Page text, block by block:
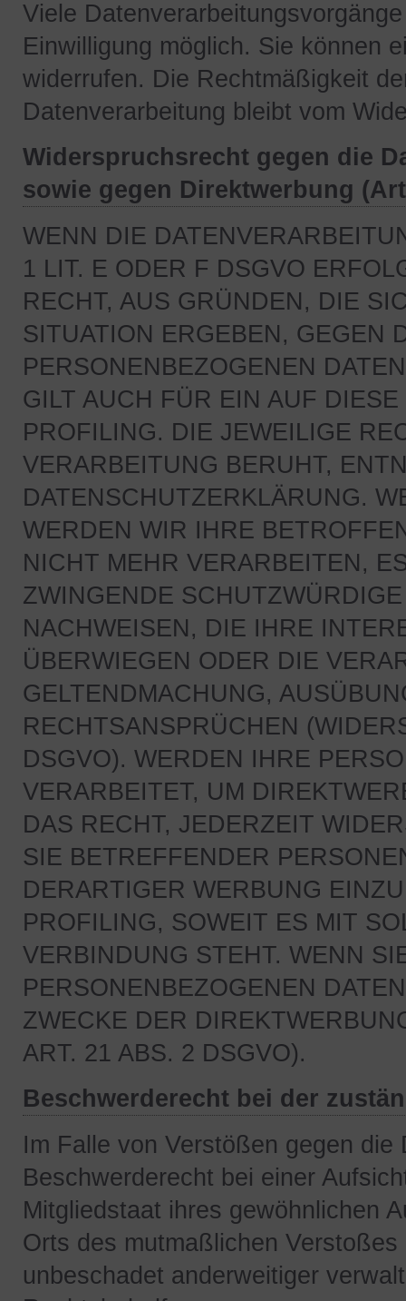
Viele
Einwilligung möglich. Sie können
widerrufen. Die Rechtmäßigkeit
Datenverarbeitung bleibt vom
Widerspruchsrecht gegen die
sowie gegen Direktwerbung
WENN DIE
1 LIT. E ODER F DSGVO
RECHT, AUS GRÜNDEN, DIE
SITUATION ERGEBEN, GEGEN
PERSONENBEZOGENEN
GILT AUCH FÜR EIN AUF
PROFILING. DIE JEWEILIGE
VERARBEITUNG BERUHT,
DATENSCHUTZERKLÄRUNG.
WERDEN WIR IHRE
NICHT MEHR VERARBEITEN,
ZWINGENDE
NACHWEISEN, DIE IHRE
ÜBERWIEGEN ODER DIE
GELTENDMACHUNG,
RECHTSANSPRÜCHEN
DSGVO). WERDEN IHRE
VERARBEITET, UM
DAS RECHT, JEDERZEIT
SIE BETREFFENDER
DERARTIGER WERBUNG
PROFILING, SOWEIT ES MIT
VERBINDUNG STEHT. WENN
PERSONENBEZOGENEN
ZWECKE DER
ART. 21 ABS. 2 DSGVO).
Beschwerderecht bei der
Im Falle von Verstößen gegen
Beschwerderecht bei einer
Mitgliedstaat ihres gewöhnlichen
Orts des mutmaßlichen
unbeschadet anderweitiger